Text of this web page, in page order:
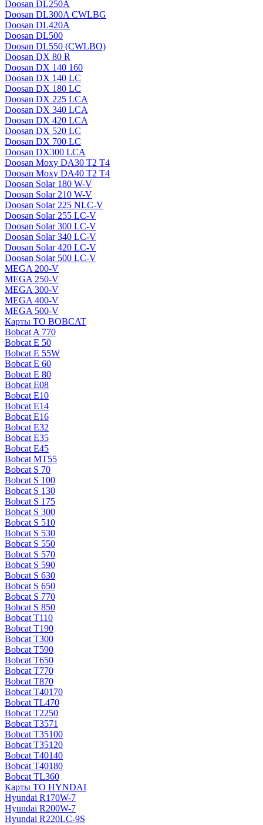
Doosan DL250A
Doosan DL300A CWLBG
Doosan DL420A
Doosan DL500
Doosan DL550 (CWLBO)
Doosan DX 80 R
Doosan DX 140 160
Doosan DX 140 LC
Doosan DX 180 LC
Doosan DX 225 LCA
Doosan DX 340 LCA
Doosan DX 420 LCA
Doosan DX 520 LC
Doosan DX 700 LC
Doosan DX300 LCA
Doosan Moxy DA30 T2 T4
Doosan Moxy DA40 T2 T4
Doosan Solar 180 W-V
Doosan Solar 210 W-V
Doosan Solar 225 NLC-V
Doosan Solar 255 LC-V
Doosan Solar 300 LC-V
Doosan Solar 340 LC-V
Doosan Solar 420 LC-V
Doosan Solar 500 LC-V
MEGA 200-V
MEGA 250-V
MEGA 300-V
MEGA 400-V
MEGA 500-V
Карты ТО BOBCAT
Bobcat A 770
Bobcat E 50
Bobcat E 55W
Bobcat E 60
Bobcat E 80
Bobcat E08
Bobcat E10
Bobcat E14
Bobcat E16
Bobcat E32
Bobcat E35
Bobcat E45
Bobcat MT55
Bobcat S 70
Bobcat S 100
Bobcat S 130
Bobcat S 175
Bobcat S 300
Bobcat S 510
Bobcat S 530
Bobcat S 550
Bobcat S 570
Bobcat S 590
Bobcat S 630
Bobcat S 650
Bobcat S 770
Bobcat S 850
Bobcat T110
Bobcat T190
Bobcat T300
Bobcat T590
Bobcat T650
Bobcat T770
Bobcat T870
Bobcat T40170
Bobcat TL470
Bobcat Т2250
Bobcat Т3571
Bobcat Т35100
Bobcat Т35120
Bobcat Т40140
Bobcat Т40180
Bobcat ТL360
Карты ТО HYNDAI
Hyundai R170W-7
Hyundai R200W-7
Hyundai R220LC-9S